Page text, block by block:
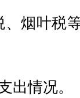
烟叶税等
情况。